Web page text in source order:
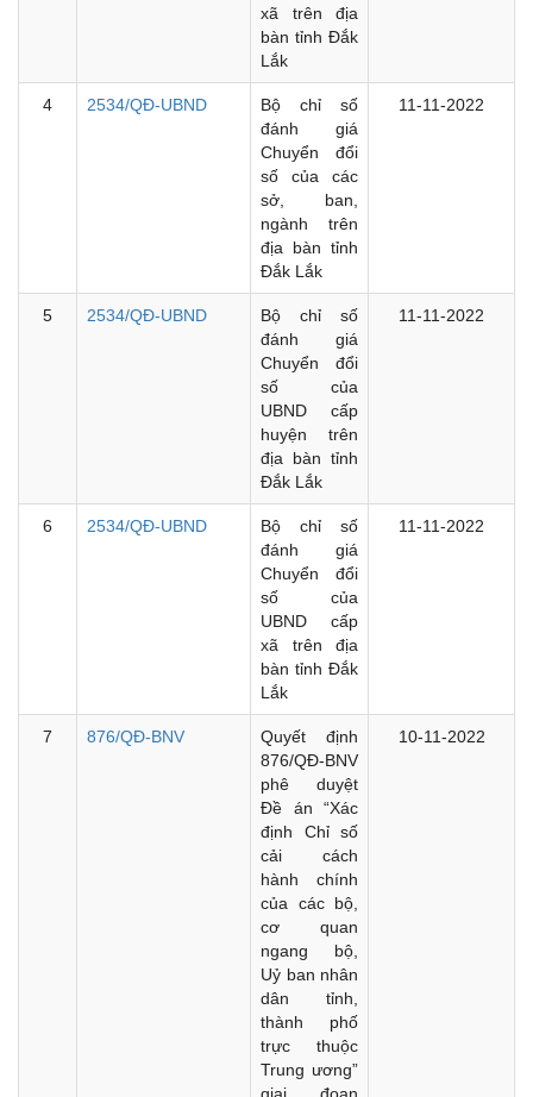
xã trên địa
bàn tỉnh Đắk
Lắk
4 2534/QĐ-UBND
Bộ chỉ số
đánh giá
Chuyển đổi
số của các
sở, ban,
ngành trên
địa bàn tỉnh
Đắk Lắk
11-11-2022
5 2534/QĐ-UBND
Bộ chỉ số
đánh giá
Chuyển đổi
số của
UBND cấp
huyện trên
địa bàn tỉnh
Đắk Lắk
11-11-2022
6 2534/QĐ-UBND
Bộ chỉ số
đánh giá
Chuyển đổi
số của
UBND cấp
xã trên địa
bàn tỉnh Đắk
Lắk
11-11-2022
7 876/QĐ-BNV
Quyết định
876/QĐ-BNV
phê duyệt
Đề án “Xác
định Chỉ số
cải cách
hành chính
của các bộ,
cơ quan
ngang bộ,
Uỷ ban nhân
dân tỉnh,
thành phố
trực thuộc
Trung ương”
giai đoạn
10-11-2022